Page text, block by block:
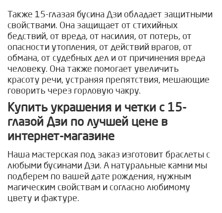
Также 15-глазая бусина Дзи обладает защитными
свойствами. Она защищает от стихийных
бедствий, от вреда, от насилия, от потерь, от
опасности утопления, от действий врагов, от
обмана, от судебных дел и от причинения вреда
человеку. Она также помогает увеличить
красоту речи, устраняя препятствия, мешающие
говорить через горловую чакру.
Купить украшения и четки с 15-
глазой Дзи по лучшей цене в
интернет-магазине
Наша мастерская под заказ изготовит браслеты с
любыми бусинами Дзи. А натуральные камни мы
подберем по вашей дате рождения, нужным
магическим свойствам и согласно любимому
цвету и фактуре.